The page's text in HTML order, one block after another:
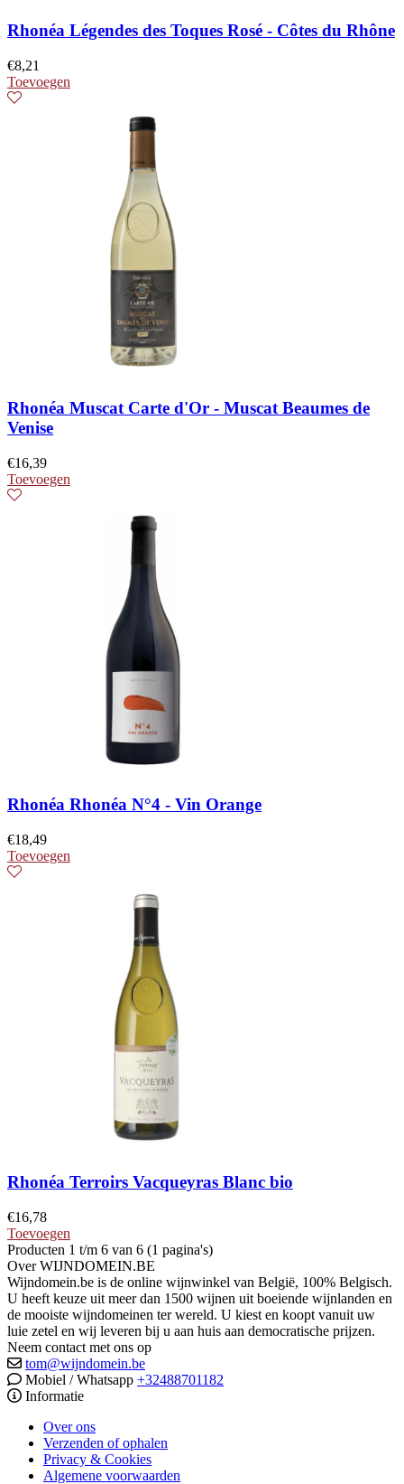
Rhonéa Légendes des Toques Rosé - Côtes du Rhône
€8,21
Toevoegen
Rhonéa Muscat Carte d'Or - Muscat Beaumes de
Venise
€16,39
Toevoegen
Rhonéa Rhonéa N°4 - Vin Orange
€18,49
Toevoegen
Rhonéa Terroirs Vacqueyras Blanc bio
€16,78
Toevoegen
Producten 1 t/m 6 van 6 (1 pagina's)
Over WIJNDOMEIN.BE
Wijndomein.be is de online wijnwinkel van België, 100% Belgisch.
U heeft keuze uit meer dan 1500 wijnen uit boeiende wijnlanden en
de mooiste wijndomeinen ter wereld. U kiest en koopt vanuit uw
luie zetel en wij leveren bij u aan huis aan democratische prijzen.
Neem contact met ons op
tom@wijndomein.be
Mobiel / Whatsapp +32488701182
Informatie
Over ons
Verzenden of ophalen
Privacy & Cookies
Algemene voorwaarden